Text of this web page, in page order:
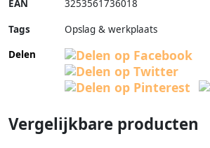
EAN 3253561736018
Tags
Opslag & werkplaats
Delen
Vergelijkbare producten